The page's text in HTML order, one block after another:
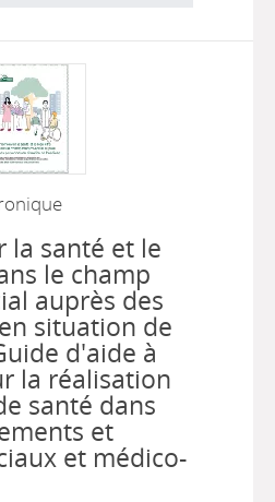
la santé et le
le champ
auprès des
situation de
d'aide à
la réalisation
santé dans
et
et médico-